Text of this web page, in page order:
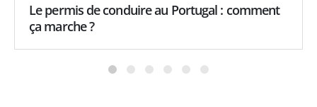
Le permis de conduire au Portugal : comment
ça marche ?